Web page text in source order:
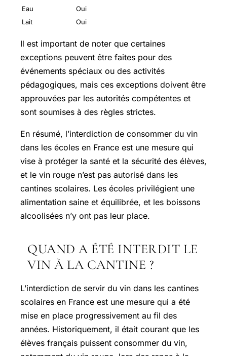
Eau
Oui
Lait
Oui
Il est important de noter que certaines
exceptions peuvent être faites pour des
événements spéciaux ou des activités
pédagogiques, mais ces exceptions doivent être
approuvées par les autorités compétentes et
sont soumises à des règles strictes.
En résumé, l’interdiction de consommer du vin
dans les écoles en France est une mesure qui
vise à protéger la santé et la sécurité des élèves,
et le vin rouge n’est pas autorisé dans les
cantines scolaires. Les écoles privilégient une
alimentation saine et équilibrée, et les boissons
alcoolisées n’y ont pas leur place.
QUAND A ÉTÉ INTERDIT LE
VIN À LA CANTINE ?
L’interdiction de servir du vin dans les cantines
scolaires en France est une mesure qui a été
mise en place progressivement au fil des
années. Historiquement, il était courant que les
élèves français puissent consommer du vin,